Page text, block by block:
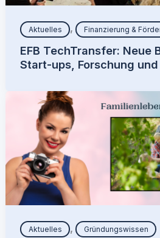
Aktuelles , Finanzierung &
EFB TechTransfer: Neue
Start-ups, Forschung
Aktuelles , Gründungswissen